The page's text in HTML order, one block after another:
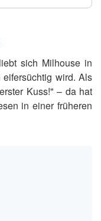
sich Milhouse in
wird. Als
Kuss!" – da hat
in einer früheren